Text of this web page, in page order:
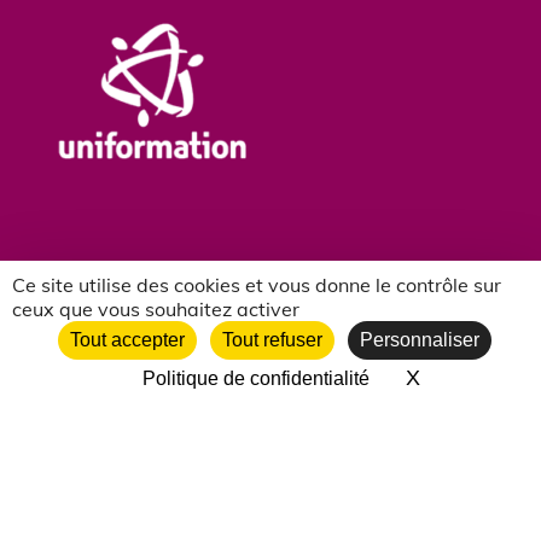
Ce site utilise des cookies et vous donne le contrôle sur
ceux que vous souhaitez activer
Tout accepter Tout refuser
Personnaliser
Politique de confidentialité
XMasquer le
NOS PARTENAIRES ASSOCIATIFS